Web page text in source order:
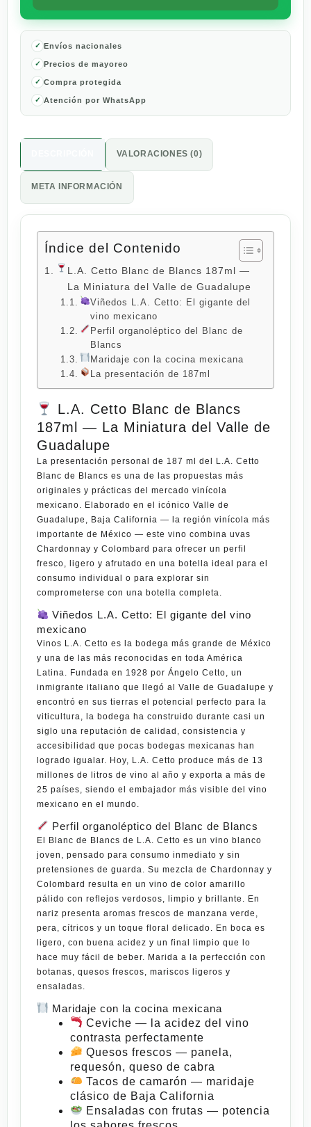
Envíos nacionales
Precios de mayoreo
Compra protegida
Atención por WhatsApp
VALORACIONES (0)
META INFORMACIÓN
Índice del Contenido
L.A. Cetto Blanc de Blancs 187ml —
La Miniatura del Valle de Guadalupe
Viñedos L.A. Cetto: El gigante del
vino mexicano
Perfil organoléptico del Blanc de
Blancs
Maridaje con la cocina mexicana
La presentación de 187ml
L.A. Cetto Blanc de Blancs
187ml — La Miniatura del Valle de
Guadalupe
La presentación personal de 187 ml del L.A. Cetto
Blanc de Blancs es una de las propuestas más
originales y prácticas del mercado vinícola
mexicano. Elaborado en el icónico Valle de
Guadalupe, Baja California — la región vinícola más
importante de México — este vino combina uvas
Chardonnay y Colombard para ofrecer un perfil
fresco, ligero y afrutado en una botella ideal para el
consumo individual o para explorar sin
comprometerse con una botella completa.
Viñedos L.A. Cetto: El gigante del vino
mexicano
Vinos L.A. Cetto es la bodega más grande de México
y una de las más reconocidas en toda América
Latina. Fundada en 1928 por Ángelo Cetto, un
inmigrante italiano que llegó al Valle de Guadalupe y
encontró en sus tierras el potencial perfecto para la
viticultura, la bodega ha construido durante casi un
siglo una reputación de calidad, consistencia y
accesibilidad que pocas bodegas mexicanas han
logrado igualar. Hoy, L.A. Cetto produce más de 13
millones de litros de vino al año y exporta a más de
25 países, siendo el embajador más visible del vino
mexicano en el mundo
Perfil organoléptico del Blanc de Blancs
El Blanc de Blancs de L.A. Cetto es un vino blanco
joven, pensado para consumo inmediato y sin
pretensiones de guarda. Su mezcla de Chardonnay y
Colombard resulta en un vino de color amarillo
pálido con reflejos verdosos, limpio y brillante. En
nariz presenta aromas frescos de manzana verde,
pera, cítricos y un toque floral delicado. En boca es
ligero, con buena acidez y un final limpio que lo
hace muy fácil de beber. Marida a la perfección con
botanas, quesos frescos, mariscos ligeros y
ensaladas.
Maridaje con la cocina mexicana
Ceviche — la acidez del vino
contrasta perfectamente
Quesos frescos — panela,
requesón, queso de cabra
Tacos de camarón — maridaje
clásico de Baja California
Ensaladas con frutas — potencia